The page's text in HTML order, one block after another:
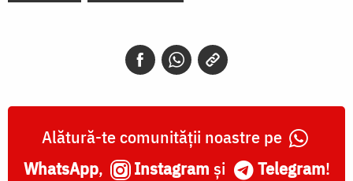
Alătură-te comunității noastre pe
WhatsApp, Instagram și Telegram!